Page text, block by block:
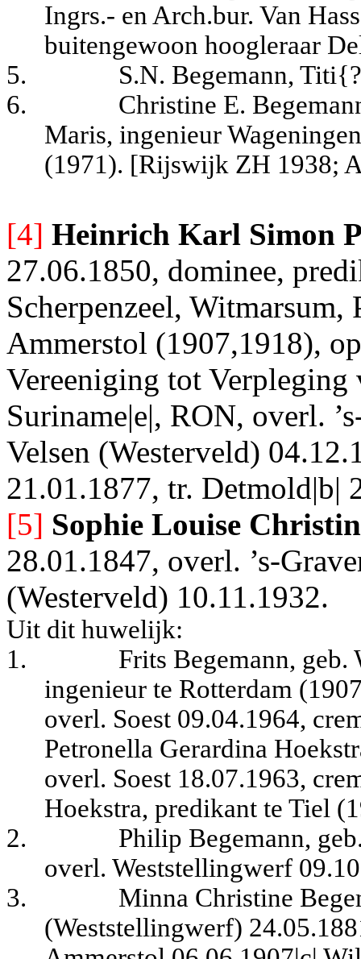
Ingrs.- en Arch.bur. Van
buitengewoon hoogleraar
5.
S.N. Begemann,
6.
Christine E.
Maris, ingenieur
(1971). [Rijswijk ZH 1938;
[4] Heinrich Karl Simon
27.06.1850, dominee,
Scherpenzeel,
Ammerstol (1907,1918),
Vereeniging tot
Suriname|e|, RON, overl.
Velsen (Westerveld)
21.01.1877, tr. Detmold|b|
[5] Sophie Louise
28.01.1847, overl. ’s-
(Westerveld) 10.11.1932.
Uit dit huwelijk:
1.
Frits Begemann,
ingenieur te Rotterdam
overl. Soest 09.04.1964,
Petronella Gerardina
overl. Soest 18.07.1963,
Hoekstra, predikant te Tiel
2.
Philip Begemann,
overl. Weststellingwerf
3.
Minna Christine
(Weststellingwerf)